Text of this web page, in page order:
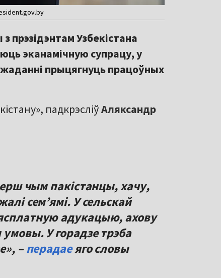
прэзідэнтам Узбекістана
эканамічную супрацу, у
прыцягнуць працоўных
падкрэсліўАляксандр
чым пакістанцы, хачу,
семʼямі. У сельскай
адукацыю, ахову
У горадзе трэба
–перадаеяго словы